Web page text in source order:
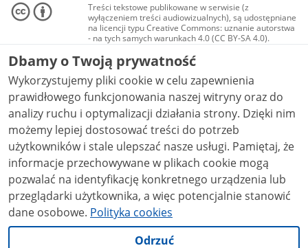
Treści tekstowe publikowane w serwisie (z
wyłączeniem treści audiowizualnych), są udostępniane
na licencji typu Creative Commons: uznanie autorstwa
- na tych samych warunkach 4.0 (CC BY-SA 4.0).
Materiały audiowizualne, w tym zdjęcia, materiały
audio i wideo, są udostępniane na licencji typu
Creative Commons: uznanie autorstwa użycie
niekomercyjne - bez utworów zależnych 4.0 (CC BY-
NC-ND 4.0), o ile nie jest to stwierdzone inaczej.
Dbamy o Twoją prywatność
Wykorzystujemy pliki cookie w celu zapewnienia
prawidłowego funkcjonowania naszej witryny oraz do
analizy ruchu i optymalizacji działania strony. Dzięki nim
możemy lepiej dostosować treści do potrzeb
użytkowników i stale ulepszać nasze usługi. Pamiętaj, że
informacje przechowywane w plikach cookie mogą
pozwalać na identyfikację konkretnego urządzenia lub
przeglądarki użytkownika, a więc potencjalnie stanowić
dane osobowe. Polityka cookies
Odrzuć